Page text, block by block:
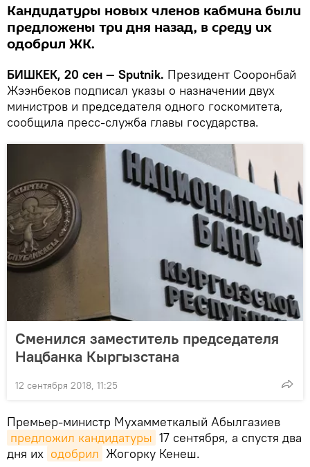
Кандидатуры новых членов кабмина были
предложены три дня назад, в среду их
одобрил ЖК.
БИШКЕК, 20 сен — Sputnik. Президент Сооронбай
Жээнбеков подписал указы о назначении двух
министров и председателя одного госкомитета,
сообщила пресс-служба главы государства.
Сменился заместитель председателя
Нацбанка Кыргызстана
12 сентября 2018, 11:25
Премьер-министр Мухамметкалый Абылгазиев
предложил кандидатуры 17 сентября, а спустя два
дня их одобрил Жогорку Кенеш.